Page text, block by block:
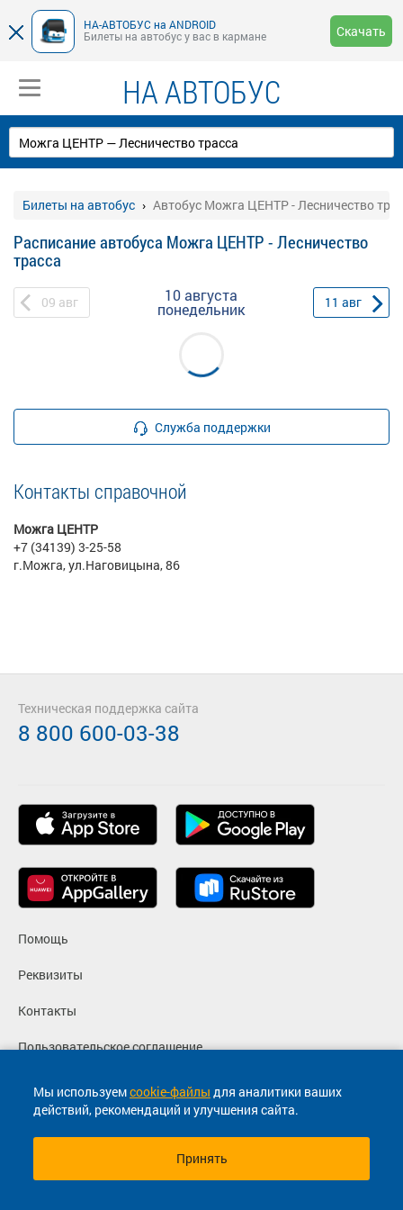
НА-АВТОБУС на ANDROID
Билеты на автобус у вас в кармане
Скачать
НА АВТОБУС
Билеты на автобус Автобус Можга ЦЕНТР - Лесничество
Расписание автобуса Можга ЦЕНТР - Лесничество
трасса
09 авг 10 августа
понедельник 11 авг
Служба поддержки
Контакты справочной
Можга ЦЕНТР
+7 (34139) 3-25-58
г.Можга, ул.Наговицына, 86
Мы используемcookie-файлы для аналитики ваших
действий, рекомендаций и улучшения сайта.
Принять
Помощь
Реквизиты
Контакты
Пользовательское соглашение
Политика конфиденциальности
Согласие на маркетинговые сообщения
Техническая поддержка сайта
8 800 600-03-38
© 2013-2026, ООО "Капитал"- Онлайн сервис продажи